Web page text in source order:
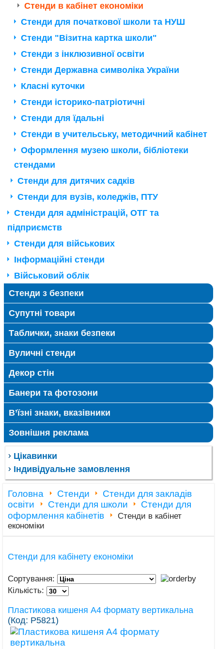
Стенди в кабінет економіки
Стенди для початкової школи та НУШ
Стенди "Візитна картка школи"
Стенди з інклюзивної освіти
Стенди Державна символіка України
Класні куточки
Стенди історико-патріотичні
Стенди для їдальні
Стенди в учительську, методичний кабінет
Оформлення музею школи, бібліотеки
стендами
Стенди для дитячих садків
Стенди для вузів, коледжів, ПТУ
Стенди для адміністрацій, ОТГ та
підприємств
Стенди для військових
Інформаційні стенди
Військовий облік
Стенди з безпеки
Супутні товари
Таблички, знаки безпеки
Вуличні стенди
Декор стін
Банери та фотозони
В’їзні знаки, вказівники
Зовнішня реклама
Цікавинки
Індивідуальне замовлення
Головна Стенди
Стенди для закладів
освіти
Стенди для школи
Стенди для
оформлення кабінетів
Стенди в кабінет
економіки
Стенди для кабінету економіки
Сортування:
Кількість:
Пластикова кишеня А4 формату вертикальна
(Код: Р5821)